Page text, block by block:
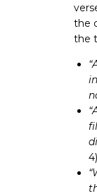
the
the
4)